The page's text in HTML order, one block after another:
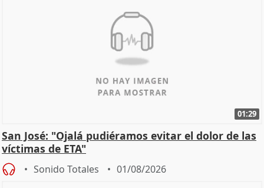
01:29
San José: "Ojalá pudiéramos evitar el dolor de las
víctimas de ETA"
Sonido Totales 01/08/2026